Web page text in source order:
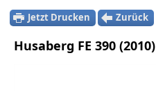
Jetzt Drucken Zurück
Husaberg FE 390 (2010)